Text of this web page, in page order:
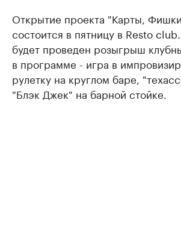
Открытие проекта "Карты,
состоится в пятницу в Resto
будет проведен розыгрыш
в программе - игра в
рулетку на круглом баре,
"Блэк Джек" на барной стойке.